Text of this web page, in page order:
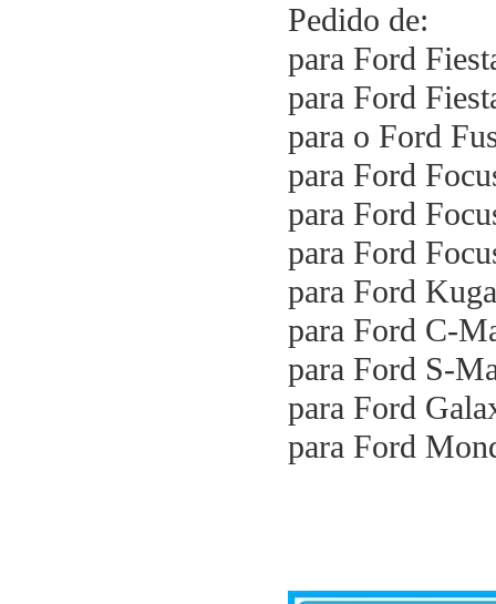
Pedido de:
para Ford
para Ford
para o Ford
para Ford
para Ford
para Ford
para Ford
para Ford C-
para Ford S-
para Ford
para Ford